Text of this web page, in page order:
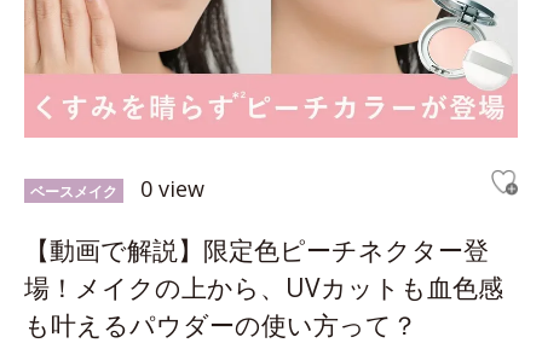
ベースメイク 0 view
【動画で解説】限定色ピーチネクター登
場！メイクの上から、UVカットも血色感
も叶えるパウダーの使い方って？